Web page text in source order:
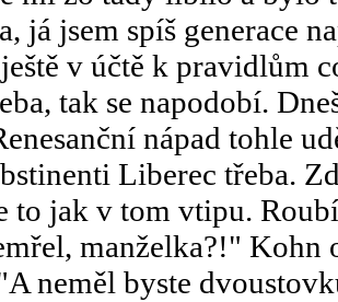
já jsem spíš generace
v účtě k pravidlům
tak se napodobí.
nápad tohle
Liberec třeba.
to jak v tom vtipu.
manželka?!"
neměl byste